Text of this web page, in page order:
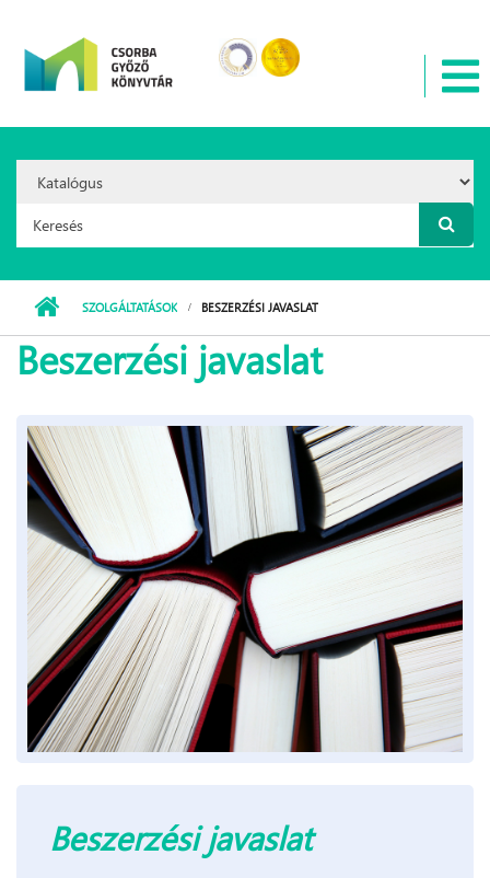
Option:
Keresés űrlap
SZOLGÁLTATÁSOK BESZERZÉSI JAVASLAT
Beszerzési javaslat
Beszerzési javaslat